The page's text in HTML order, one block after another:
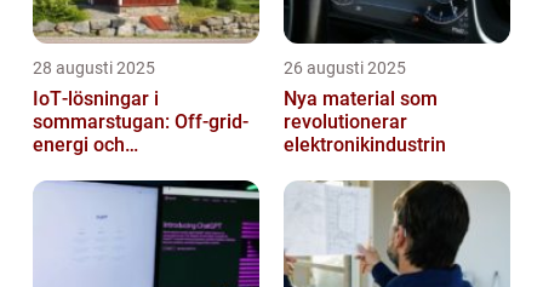
28 augusti 2025
IoT‑lösningar i
sommarstugan: Off‑grid-
energi och
26 augusti 2025
Nya material som
revolutionerar
elektronikindustrin